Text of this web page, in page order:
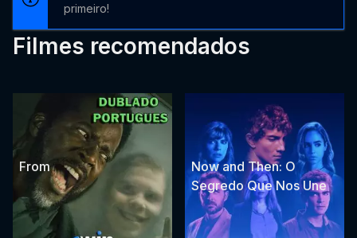
primeiro!
Filmes recomendados
From
Now and Then: O
Segredo Que Nos Une